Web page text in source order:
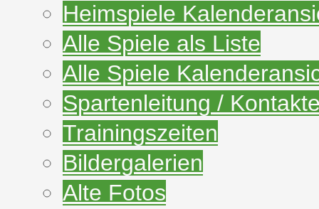
Heimspiele
Alle Spiele als Liste
Alle Spiele
Spartenleitung /
Trainingszeiten
Bildergalerien
Alte Fotos